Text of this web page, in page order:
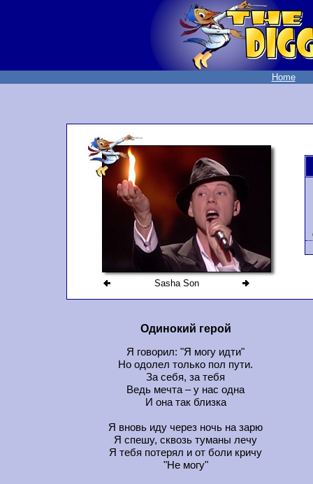
Home
Sasha Son
Одинокий герой
Я говорил: "Я могу идти"
Но одолел только пол пути.
За себя, за тебя
Ведь мечта – у нас одна
И она так близка
Я вновь иду через ночь на зарю
Я спешу, сквозь туманы лечу
Я тебя потерял и от боли кричу
"Не могу"